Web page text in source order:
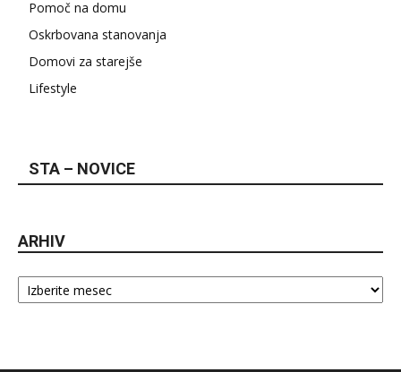
Pomoč na domu
Oskrbovana stanovanja
Domovi za starejše
Lifestyle
STA – NOVICE
ARHIV
Arhiv